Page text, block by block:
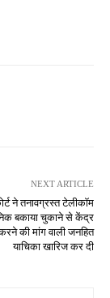
NEXT ARTICLE
ने तनावग्रस्त टेलीकॉम
बकाया चुकाने से केंद्र
करने की मांग वाली जनहित
याचिका खारिज कर दी